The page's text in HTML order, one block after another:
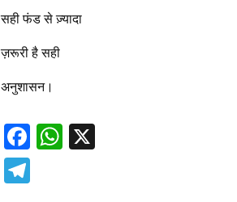
सही फंड से ज़्यादा
ज़रूरी है सही
अनुशासन।
F
W